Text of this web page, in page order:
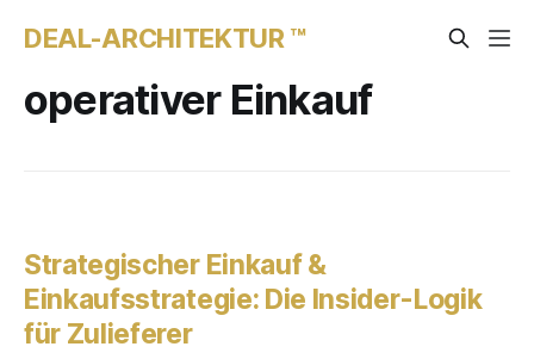
DEAL-ARCHITEKTUR ™
operativer Einkauf
Strategischer Einkauf &
Einkaufsstrategie: Die Insider-Logik
für Zulieferer